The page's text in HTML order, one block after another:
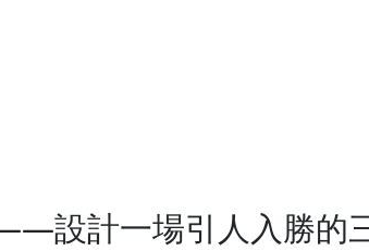
設計一場引人入勝的